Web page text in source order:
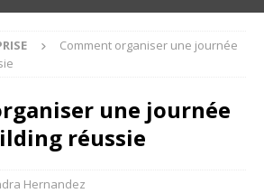
Comment organiser une journée
une journée
réussie
Hernandez